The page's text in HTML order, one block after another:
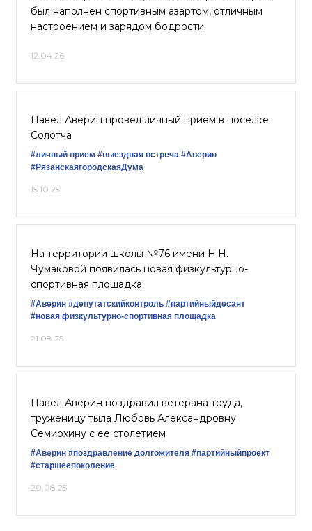
был наполнен спортивным азартом, отличным
настроением и зарядом бодрости
12.04.26
Павел Аверин провел личный прием в поселке
Солотча
#личный прием #выездная встреча #Аверин
#РязанскаягородскаяДума
15.10.25
На территории школы №76 имени Н.Н.
Чумаковой появилась новая физкультурно-
спортивная площадка
#Аверин #депутатскийконтроль #партийныйдесант
#новая физкультурно-спортивная площадка
21.08.25
Павел Аверин поздравил ветерана труда,
труженицу тыла Любовь Александровну
Семиохину с ее столетием
#Аверин #поздравление долгожителя #партийныйпроект
#старшеепоколение
20.08.25